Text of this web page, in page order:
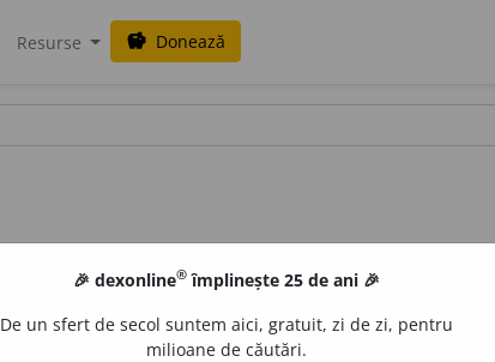
Resurse savings Donează
🎉 dexonline® împlinește 25 de ani 🎉
De un sfert de secol suntem aici, gratuit, zi de zi, pentru
milioane de căutări.